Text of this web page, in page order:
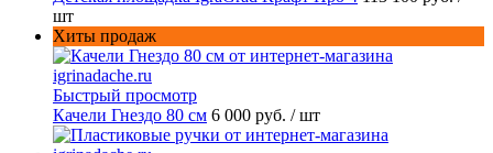
шт
Хиты продаж
Быстрый просмотр
Качели Гнездо 80 см 6 000 руб. / шт